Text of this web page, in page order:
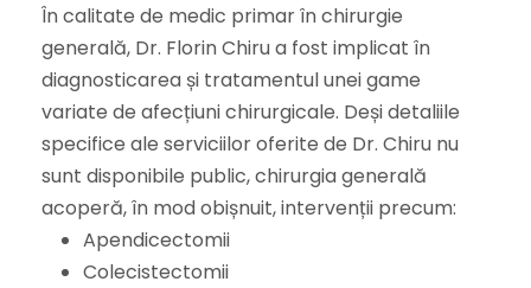
În calitate de medic primar în chirurgie
generală, Dr. Florin Chiru a fost implicat în
diagnosticarea și tratamentul unei game
variate de afecțiuni chirurgicale. Deși detaliile
specifice ale serviciilor oferite de Dr. Chiru nu
sunt disponibile public, chirurgia generală
acoperă, în mod obișnuit, intervenții precum:
Apendicectomii
Colecistectomii